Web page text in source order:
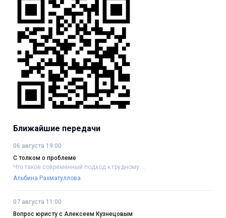
Ближайшие передачи
06 августа 19:00
С толком о проблеме
Что такое современный подход к грудному....
Альбина Рахматуллова
07 августа 11:00
Вопрос юристу с Алексеем Кузнецовым